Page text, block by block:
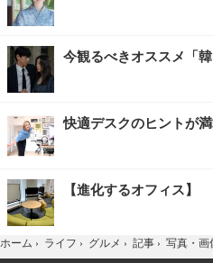
今観るべきオススメ「韓
快適デスクのヒントが
【進化するオフィス】
ホーム › ライフ › グルメ › 記事 › 写真・画